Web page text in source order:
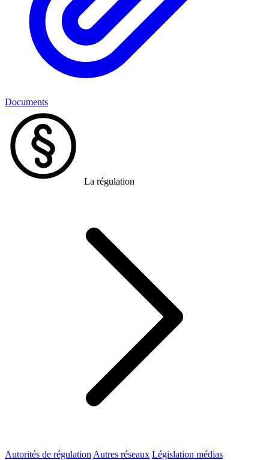
Documents
La régulation
Autorités de régulation Autres réseaux Législation médias